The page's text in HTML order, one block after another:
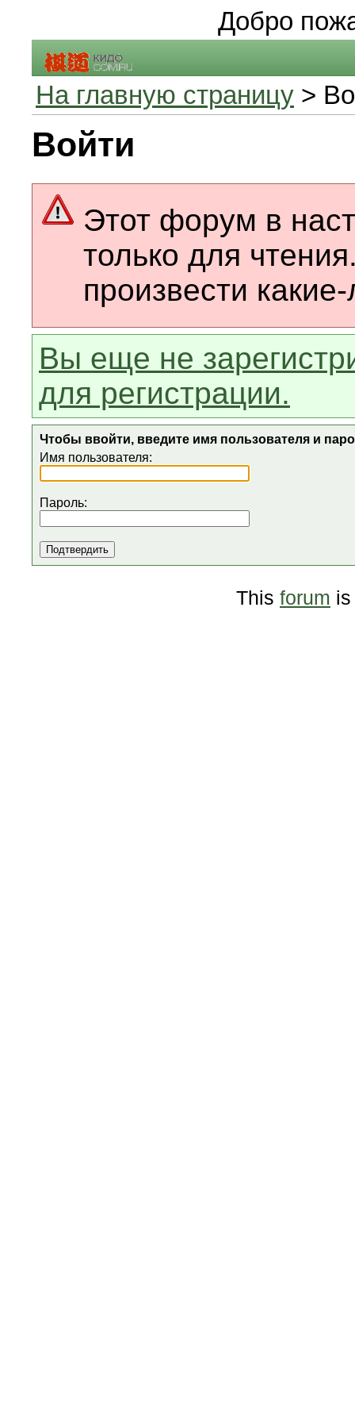
Добро
На главную страницу >
Войти
Этот форум в
только для
произвести
Вы еще не
для регистрации.
Чтобы ввойти, введите имя пользователя и
Имя пользователя:
Пароль:
This forum